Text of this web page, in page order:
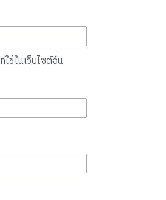
ใช้ในเว็บไซต์อื่น